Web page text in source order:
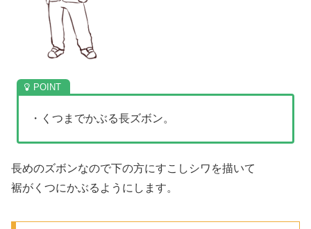
・くつまでかぶる長ズボン。
長めのズボンなので下の方にすこしシワを描いて
裾がくつにかぶるようにします。